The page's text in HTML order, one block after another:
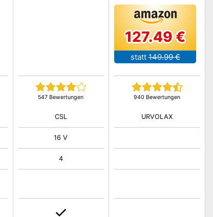
547 Bewertungen
CSL
16 V
4
940 Bewertungen
127.49 €
statt 149.99 €
URVOLAX